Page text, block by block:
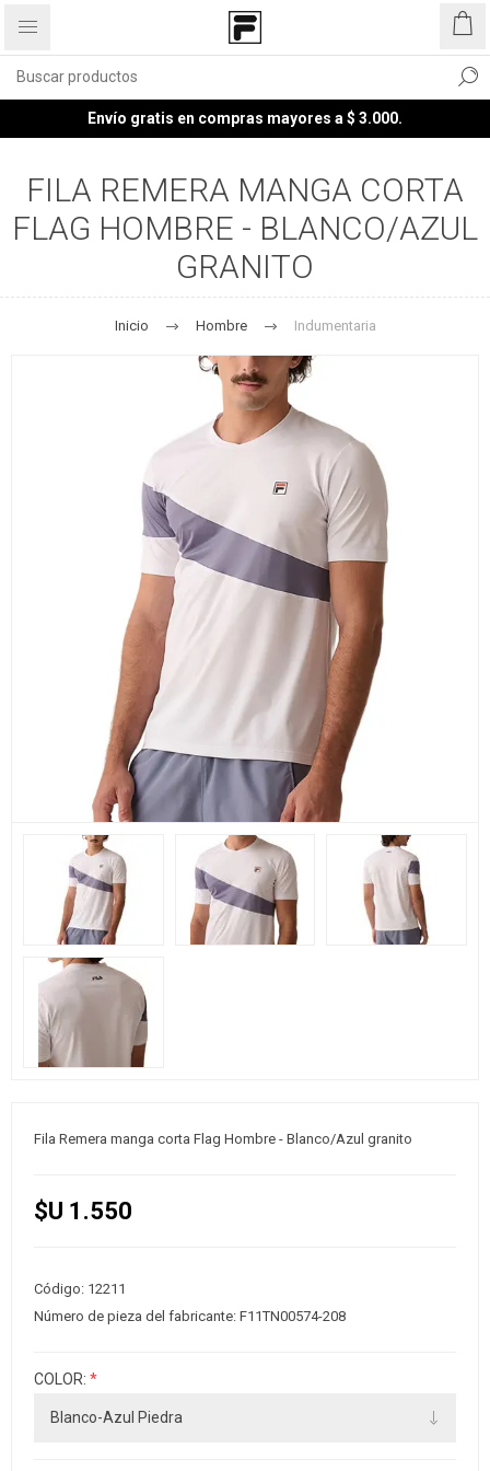
Envío gratis en compras mayores a $ 3.000.
FILA REMERA MANGA CORTA
FLAG HOMBRE - BLANCO/AZUL
GRANITO
Inicio Hombre Indumentaria
Fila Remera manga corta Flag Hombre - Blanco/Azul granito
$U 1.550
Código: 12211
Número de pieza del fabricante: F11TN00574-208
COLOR: *